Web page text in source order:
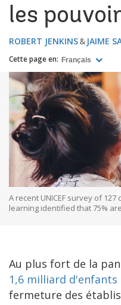
les
ROBERT JENKINS JAIME
Cette page en: Français
A recent UNICEF survey of
learning identified that 75%
Au plus fort de la
1,6 milliard d'enfants
fermeture des